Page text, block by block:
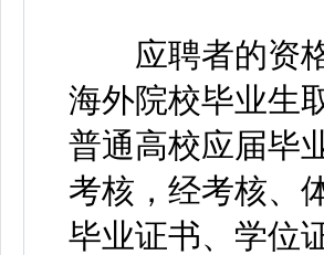
应聘者的资格
海外院校毕业生
普通高校应届毕
考核，经考核、
毕业证书、学位